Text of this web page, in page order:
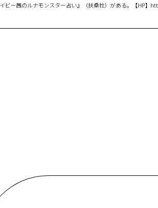
ビー茜のルナモンスター占い』（扶桑社）がある。【HP】